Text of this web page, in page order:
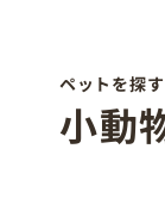
ペットを探す
小動